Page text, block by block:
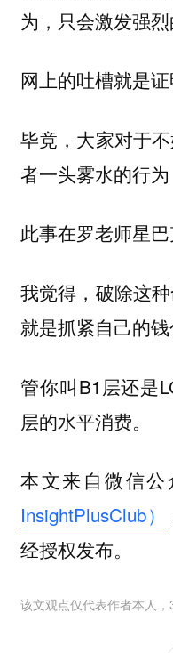
为，只会激发强烈
网上的吐槽就是证
毕竟，大家对于
者一头雾水的行为
此事在罗老师星巴
我觉得，破除这
就是抓紧自己的钱
管你叫B1层还是
层的水平消费。
本文来自微信公
InsightPlusClub）
经授权发布。
该文观点仅代表作者本人，